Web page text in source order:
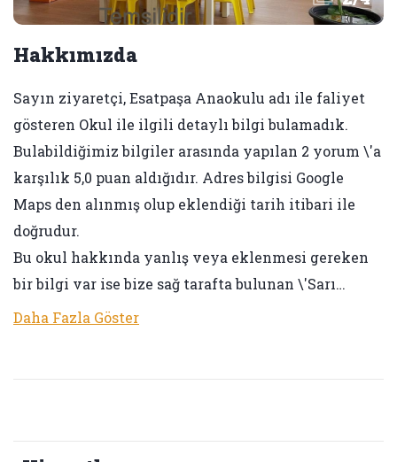
Hakkımızda
Sayın ziyaretçi, Esatpaşa Anaokulu adı ile faliyet
gösteren Okul ile ilgili detaylı bilgi bulamadık.
Bulabildiğimiz bilgiler arasında yapılan 2 yorum \'a
karşılık 5,0 puan aldığıdır. Adres bilgisi Google
Maps den alınmış olup eklendiği tarih itibari ile
doğrudur.
Bu okul hakkında yanlış veya eklenmesi gereken
bir bilgi var ise bize sağ tarafta bulunan \'Sarı…
Daha Fazla Göster